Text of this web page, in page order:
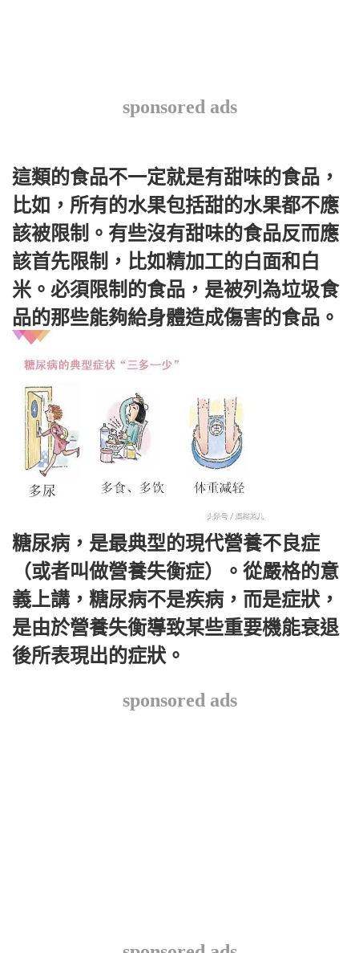
sponsored ads
這類的食品不一定就是有甜味的食品，
比如，所有的水果包括甜的水果都不應
該被限制。有些沒有甜味的食品反而應
該首先限制，比如精加工的白面和白
米。必須限制的食品，是被列為垃圾食
品的那些能夠給身體造成傷害的食品。
糖尿病，是最典型的現代營養不良症
（或者叫做營養失衡症）。從嚴格的意
義上講，糖尿病不是疾病，而是症狀，
是由於營養失衡導致某些重要機能衰退
後所表現出的症狀。
sponsored ads